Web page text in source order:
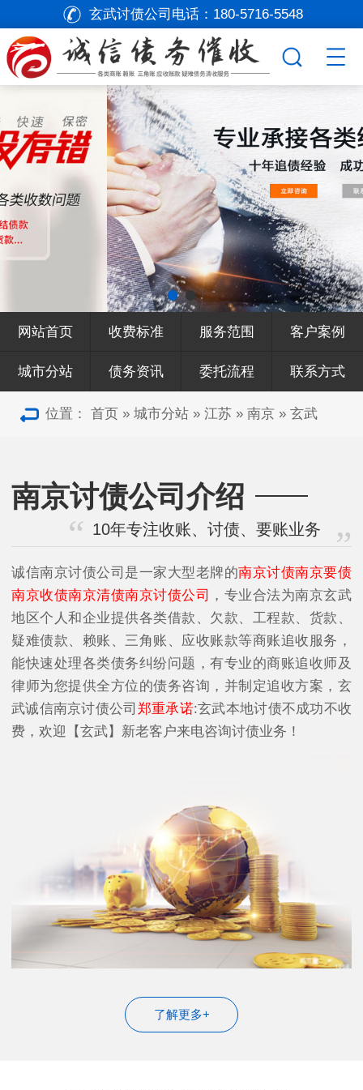
玄武讨债公司电话： 180-5716-5548
网站首页 收费标准 服务范围 客户案例
城市分站 债务资讯 委托流程 联系方式
位置： 首页 » 城市分站 » 江苏 » 南京 » 玄武
南京讨债公司介绍
10年专注收账、讨债、要账业务
诚信南京讨债公司是一家大型老牌的南京讨债南京要债
南京收债南京清债南京讨债公司 ，专业合法为南京玄武
地区个人和企业提供各类借款、欠款、工程款、货款、
疑难债款、赖账、三角账、应收账款等商账追收服务，
能快速处理各类债务纠纷问题，有专业的商账追收师及
律师为您提供全方位的债务咨询，并制定追收方案，玄
武诚信南京讨债公司 郑重承诺:玄武本地讨债不成功不收
费，欢迎【玄武】新老客户来电咨询讨债业务！
了解更多+